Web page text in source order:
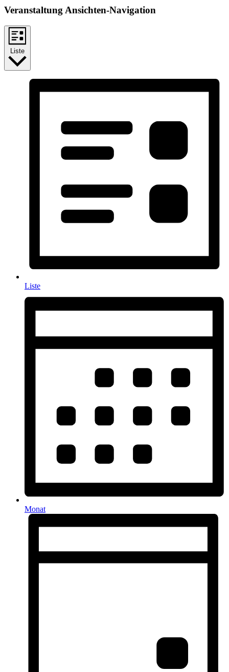
Veranstaltung Ansichten-Navigation
Liste
Liste
Monat